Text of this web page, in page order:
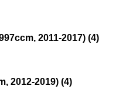
2011-2017) (4)
2012-2019) (4)